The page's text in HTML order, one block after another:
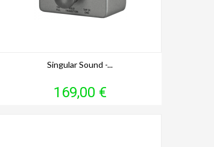
Singular Sound -...
Prix
169,00 €